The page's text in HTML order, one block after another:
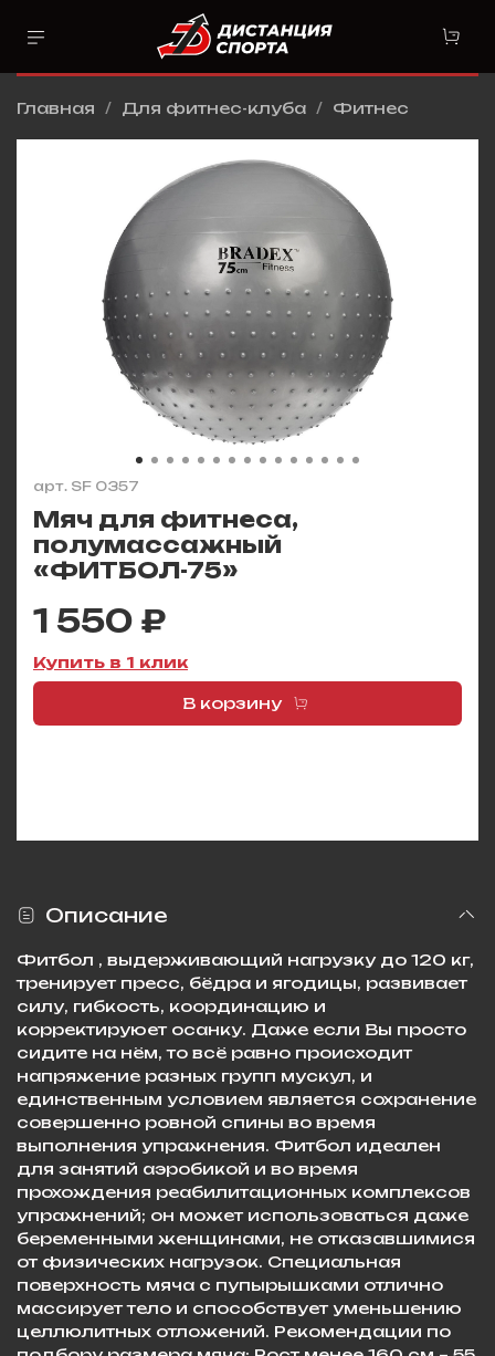
Главная Для фитнес-клуба Фитнес
арт. SF 0357
Мяч для фитнеса,
полумассажный
«ФИТБОЛ-75»
1 550 ₽
Купить в 1 клик
В корзину
Описание
Фитбол , выдерживающий нагрузку до 120 кг,
тренирует пресс, бёдра и ягодицы, развивает
силу, гибкость, координацию и
корректируюет осанку. Даже если Вы просто
сидите на нём, то всё равно происходит
напряжение разных групп мускул, и
единственным условием является сохранение
совершенно ровной спины во время
выполнения упражнения. Фитбол идеален
для занятий аэробикой и во время
прохождения реабилитационных комплексов
упражнений; он может использоваться даже
беременными женщинами, не отказавшимися
от физических нагрузок. Специальная
поверхность мяча с пупырышками отлично
массирует тело и способствует уменьшению
целлюлитных отложений. Рекомендации по